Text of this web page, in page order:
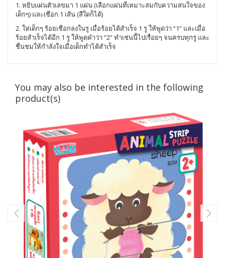
1. หยิบแผ่นตัวเลขมา 1 แผ่น (เลือกแผ่นที่เหมาะสมกับความสนใจของ
เด็กๆ) และเชือก 1 เส้น (สีใดก็ได้)
2. ให่เด็กๆ ร้อยเชือกลงในรู เมื่อร้อยได้สำเร็จ 1 รู ให้พูดว่า “1“ และเมื่อ
ร้อยสำเร็จได้อีก 1 รู ให้พูดคำว่า “2” ทำเช่นนี้ไปเรื่อยๆ จนครบทุกรู และ
ชื่นชมให้กำลังใจเมื่อเด็กทำได้สำเร็จ
You may also be interested in the following
product(s)